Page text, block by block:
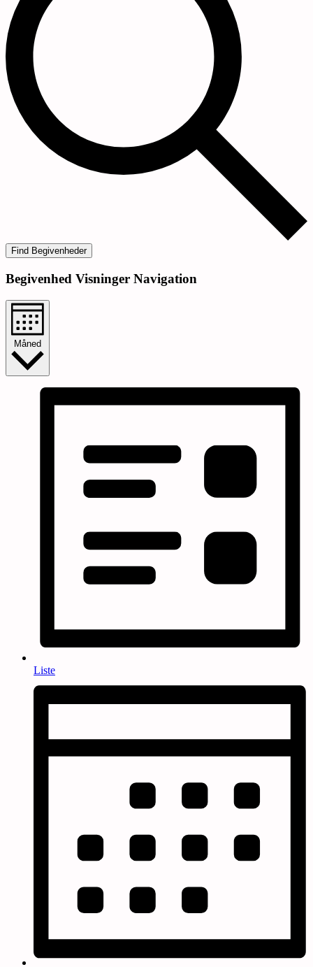
Find Begivenheder
Begivenhed Visninger Navigation
Måned
Liste